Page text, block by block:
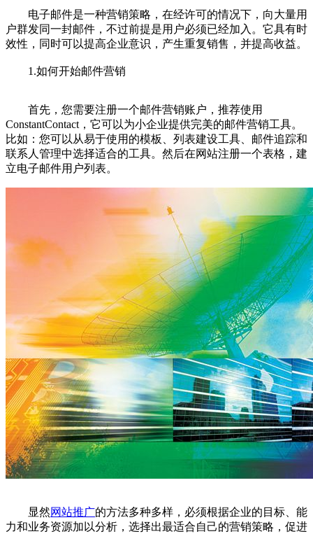
电子邮件是一种营销策略，在经许可的情况下，向大量用
户群发同一封邮件，不过前提是用户必须已经加入。它具有时
效性，同时可以提高企业意识，产生重复销售，并提高收益。
1.如何开始邮件营销
首先，您需要注册一个邮件营销账户，推荐使用
ConstantContact，它可以为小企业提供完美的邮件营销工具。
比如：您可以从易于使用的模板、列表建设工具、邮件追踪和
联系人管理中选择适合的工具。然后在网站注册一个表格，建
立电子邮件用户列表。
显然网站推广的方法多种多样，必须根据企业的目标、能
力和业务资源加以分析，选择出最适合自己的营销策略，促进